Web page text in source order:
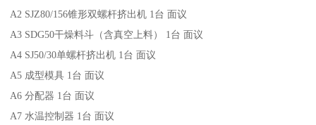
A2 SJZ80/156锥形双螺杆挤出机 1台 面议
A3 SDG50干燥料斗（含真空上料） 1台 面议
A4 SJ50/30单螺杆挤出机 1台 面议
A5 成型模具 1台 面议
A6 分配器 1台 面议
A7 水温控制器 1台 面议